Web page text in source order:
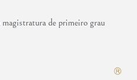
magistratura de primeiro grau